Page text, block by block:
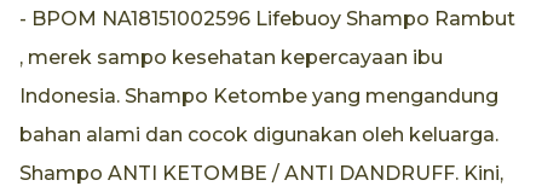
- BPOM NA18151002596 Lifebuoy Shampo Rambut
, merek sampo kesehatan kepercayaan ibu
Indonesia. Shampo Ketombe yang mengandung
bahan alami dan cocok digunakan oleh keluarga.
Shampo ANTI KETOMBE / ANTI DANDRUFF. Kini,